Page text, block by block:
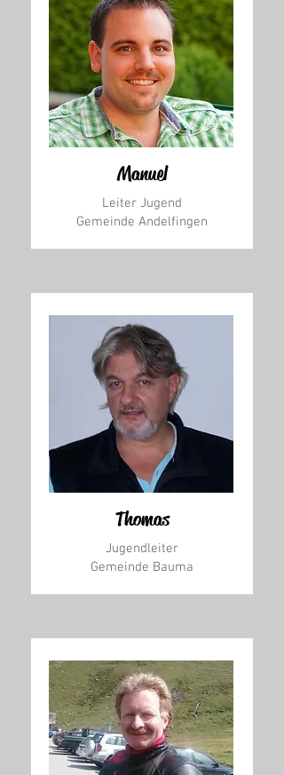
Manuel
Leiter Jugend
Gemeinde Andelfingen
Thomas
Jugendleiter
Gemeinde Bauma